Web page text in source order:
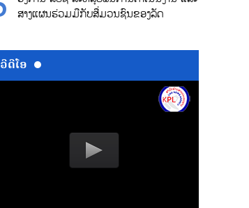
ສາງແຜນຮ່ວມມືກັບສື່ມວນຊົນຂອງລັດ
ວີດີໂອ